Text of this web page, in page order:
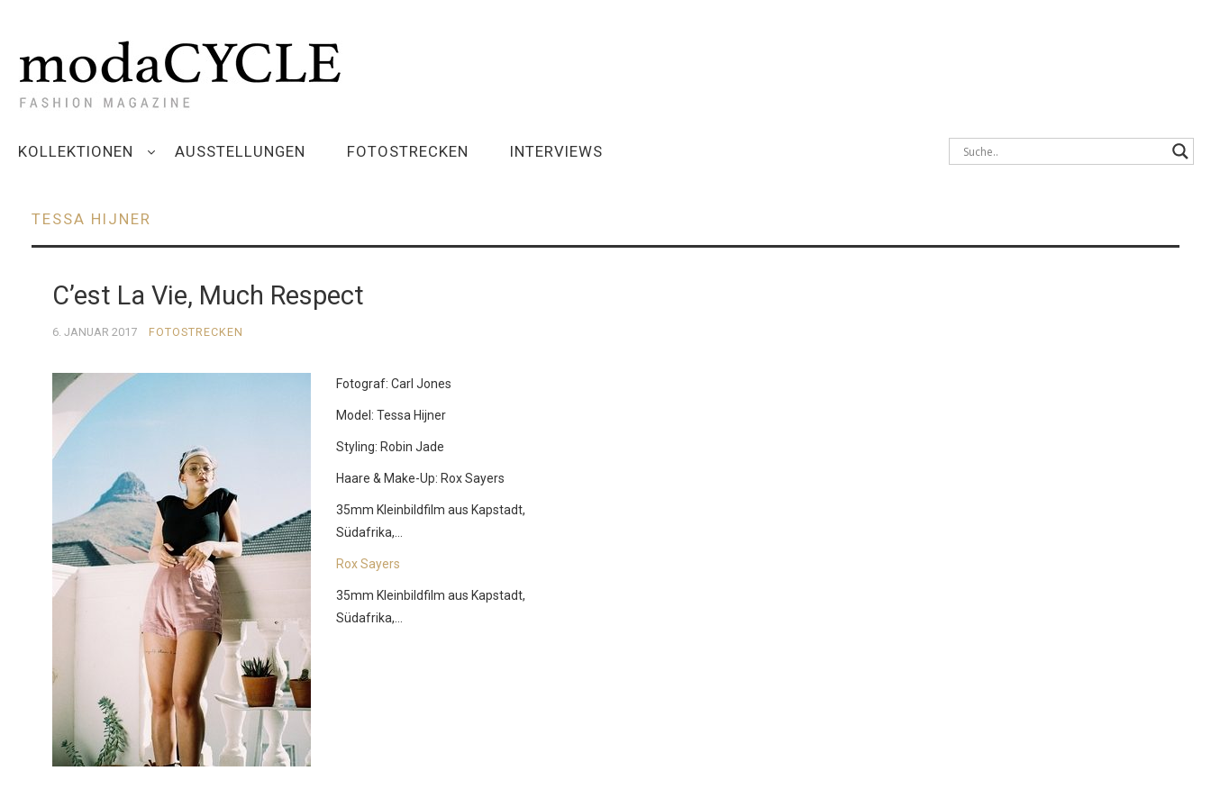
KOLLEKTIONEN AUSSTELLUNGEN FOTOSTRECKEN INTERVIEWS
TESSA HIJNER
C’est La Vie, Much Respect
6. JANUAR 2017 FOTOSTRECKEN
Fotograf: Carl Jones
Model: Tessa Hijner
Styling: Robin Jade
Haare & Make-Up: Rox Sayers
35mm Kleinbildfilm aus Kapstadt,
Südafrika,…
Rox Sayers
35mm Kleinbildfilm aus Kapstadt,
Südafrika,…